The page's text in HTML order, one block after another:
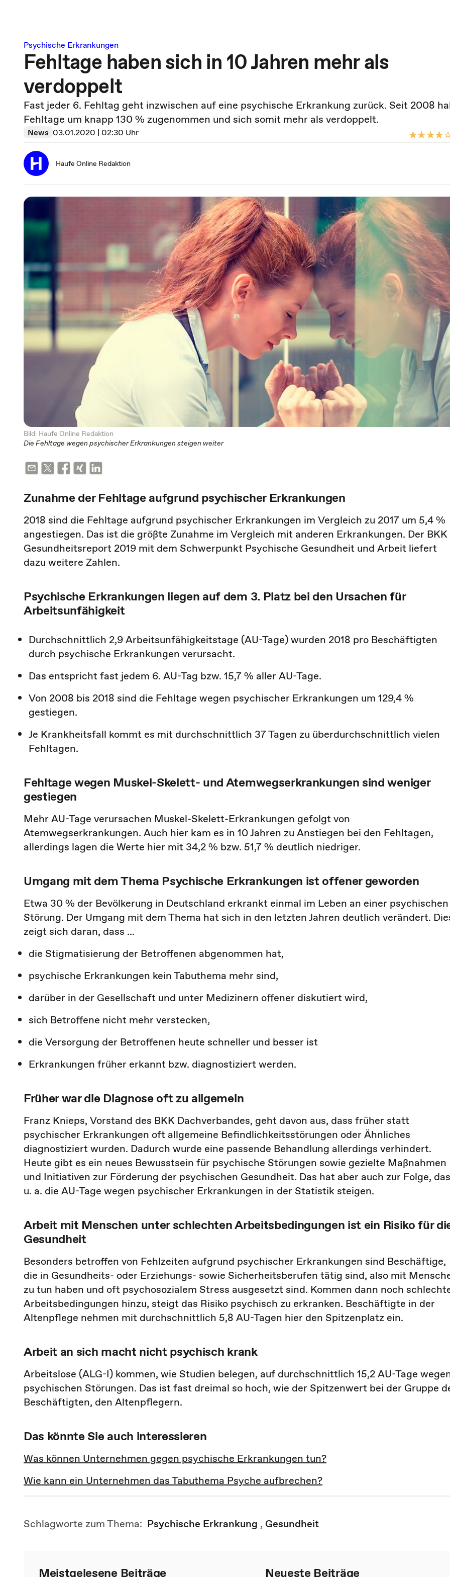
Psychische Erkrankungen
Fehltage haben sich in 10 Jahren mehr als
verdoppelt
Fast jeder 6. Fehltag geht inzwischen auf eine psychische Erkrankung zurück. Seit 2008
Fehltage um knapp 130 % zugenommen und sich somit mehr als verdoppelt.
News 03.01.2020 | 02:30 Uhr
Haufe Online Redaktion
Bild: Haufe Online Redaktion
Die Fehltage wegen psychischer Erkrankungen steigen weiter
Zunahme der Fehltage aufgrund psychischer Erkrankungen
2018 sind die Fehltage aufgrund psychischer Erkrankungen im Vergleich zu 2017 um 5,4 %
angestiegen. Das ist die größte Zunahme im Vergleich mit anderen Erkrankungen. Der BKK
Gesundheitsreport 2019 mit dem Schwerpunkt Psychische Gesundheit und Arbeit liefert
dazu weitere Zahlen.
Psychische Erkrankungen liegen auf dem 3. Platz bei den Ursachen für
Arbeitsunfähigkeit
Durchschnittlich 2,9 Arbeitsunfähigkeitstage (AU-Tage) wurden 2018 pro Beschäftigten
durch psychische Erkrankungen verursacht.
Das entspricht fast jedem 6. AU-Tag bzw. 15,7 % aller AU-Tage.
Von 2008 bis 2018 sind die Fehltage wegen psychischer Erkrankungen um 129,4 %
gestiegen.
Je Krankheitsfall kommt es mit durchschnittlich 37 Tagen zu überdurchschnittlich vielen
Fehltagen.
Fehltage wegen Muskel-Skelett- und Atemwegserkrankungen sind weniger
gestiegen
Mehr AU-Tage verursachen Muskel-Skelett-Erkrankungen gefolgt von
Atemwegserkrankungen. Auch hier kam es in 10 Jahren zu Anstiegen bei den Fehltagen,
allerdings lagen die Werte hier mit 34,2 % bzw. 51,7 % deutlich niedriger.
Umgang mit dem Thema Psychische Erkrankungen ist offener geworden
Etwa 30 % der Bevölkerung in Deutschland erkrankt einmal im Leben an einer psychischen
Störung. Der Umgang mit dem Thema hat sich in den letzten Jahren deutlich verändert.
zeigt sich daran, dass ...
die Stigmatisierung der Betroffenen abgenommen hat,
psychische Erkrankungen kein Tabuthema mehr sind,
darüber in der Gesellschaft und unter Medizinern offener diskutiert wird,
sich Betroffene nicht mehr verstecken,
die Versorgung der Betroffenen heute schneller und besser ist
Erkrankungen früher erkannt bzw. diagnostiziert werden.
Früher war die Diagnose oft zu allgemein
Franz Knieps, Vorstand des BKK Dachverbandes, geht davon aus, dass früher statt
psychischer Erkrankungen oft allgemeine Befindlichkeitsstörungen oder Ähnliches
diagnostiziert wurden. Dadurch wurde eine passende Behandlung allerdings verhindert.
Heute gibt es ein neues Bewusstsein für psychische Störungen sowie gezielte Maßnahmen
und Initiativen zur Förderung der psychischen Gesundheit. Das hat aber auch zur Folge,
u. a. die AU-Tage wegen psychischer Erkrankungen in der Statistik steigen.
Arbeit mit Menschen unter schlechten Arbeitsbedingungen ist ein Risiko für
Gesundheit
Besonders betroffen von Fehlzeiten aufgrund psychischer Erkrankungen sind Beschäftige,
die in Gesundheits- oder Erziehungs- sowie Sicherheitsberufen tätig sind, also mit
zu tun haben und oft psychosozialem Stress ausgesetzt sind. Kommen dann noch
Arbeitsbedingungen hinzu, steigt das Risiko psychisch zu erkranken. Beschäftigte in der
Altenpflege nehmen mit durchschnittlich 5,8 AU-Tagen hier den Spitzenplatz ein.
Arbeit an sich macht nicht psychisch krank
Arbeitslose (ALG-I) kommen, wie Studien belegen, auf durchschnittlich 15,2 AU-Tage
psychischen Störungen. Das ist fast dreimal so hoch, wie der Spitzenwert bei der Gruppe
Beschäftigten, den Altenpflegern.
Das könnte Sie auch interessieren
Was können Unternehmen gegen psychische Erkrankungen tun?
Wie kann ein Unternehmen das Tabuthema Psyche aufbrechen?
Schlagworte zum Thema: Psychische Erkrankung , Gesundheit
Meistgelesene Beiträge Neueste Beiträge